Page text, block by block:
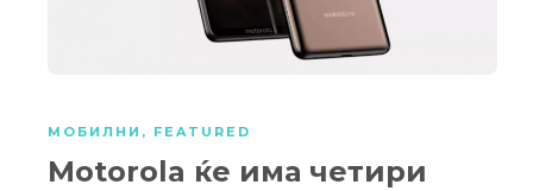
МОБИЛНИ , FEATURED
Motorola ќе има четири